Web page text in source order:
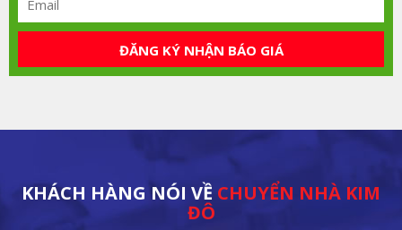
ĐĂNG KÝ NHẬN BÁO GIÁ
KHÁCH HÀNG NÓI VỀ CHUYỂN NHÀ KIM
ĐÔ